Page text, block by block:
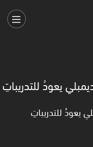
يعودُ للتدريباتِ
يعودُ للتدريباتِ